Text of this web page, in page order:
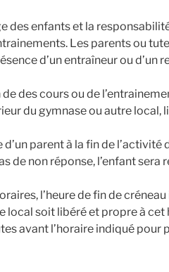
des enfants et la
Les parents ou
d’un entraîneur ou d’un
de des cours ou de
du gymnase ou autre
d’un parent à la fin de
de non réponse, l’enfant
l’heure de fin de
local soit libéré et propre à
avant l’horaire indiqué